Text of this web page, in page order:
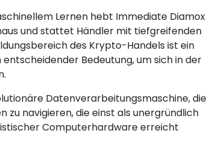
Lernen hebt Immediate Diamox
und stattet Händler mit tiefgreifenden
des Krypto-Handels ist ein
Bedeutung, um sich in der
Datenverarbeitungsmaschine, die
zu navigieren, die einst als unergründlich
Computerhardware erreicht